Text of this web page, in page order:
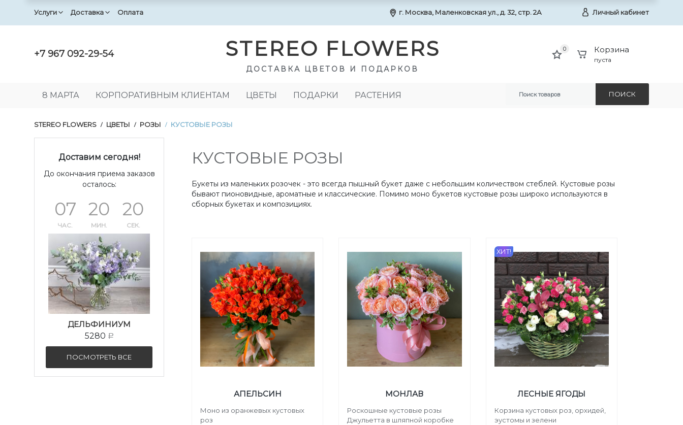
Услуги Доставка Оплата г. Москва, Маленковская ул., д. 32, стр. 2А Личный кабинет
+7 967 092-29-54 STEREO FLOWERS
ДОСТАВКА ЦВЕТОВ И ПОДАРКОВ
0 Корзина
пуста
8 МАРТА КОРПОРАТИВНЫМ КЛИЕНТАМ ЦВЕТЫ ПОДАРКИ РАСТЕНИЯ ПОИСК
STEREO FLOWERS / ЦВЕТЫ / РОЗЫ / КУСТОВЫЕ РОЗЫ
Доставим сегодня!
До окончания приема заказов
осталось:
07
ЧАС.
20
МИН.
20
СЕК.
ДЕЛЬФИНИУМ
5280 Р
ПОСМОТРЕТЬ ВСЕ
КУСТОВЫЕ РОЗЫ
Букеты из маленьких розочек - это всегда пышный букет даже с небольшим количеством стеблей. Кустовые розы
бывают пионовидные, ароматные и классические. Помимо моно букетов кустовые розы широко используются в
сборных букетах и композициях.
АПЕЛЬСИН
Моно из оранжевых кустовых
роз
МОНЛАВ
Роскошные кустовые розы
Джульетта в шляпной коробке
ЛЕСНЫЕ ЯГОДЫ
Корзина кустовых роз, орхидей,
эустомы и зелени
ХИТ!